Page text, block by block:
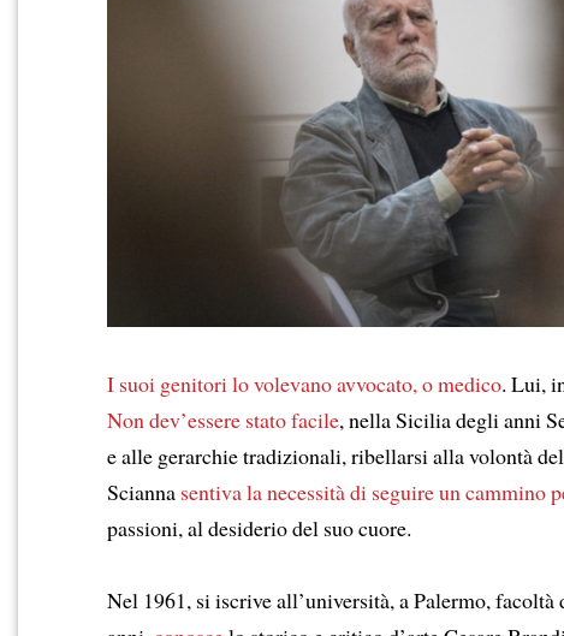
I suoi genitori lo volevano avvocato, o medico. Lui,
Non dev’essere stato facile, nella Sicilia degli anni
e alle gerarchie tradizionali, ribellarsi alla volontà
Scianna sentiva la necessitàdi seguire un cammino
passioni, al desiderio del suo cuore.
Nel 1961, si iscrive all’università, a Palermo,